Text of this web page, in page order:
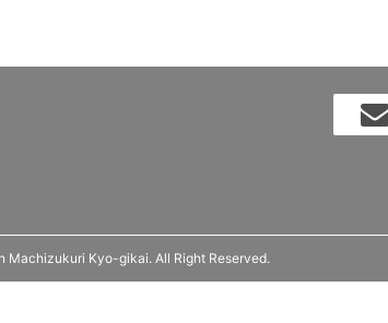
Kyo-gikai. All Right Reserved.